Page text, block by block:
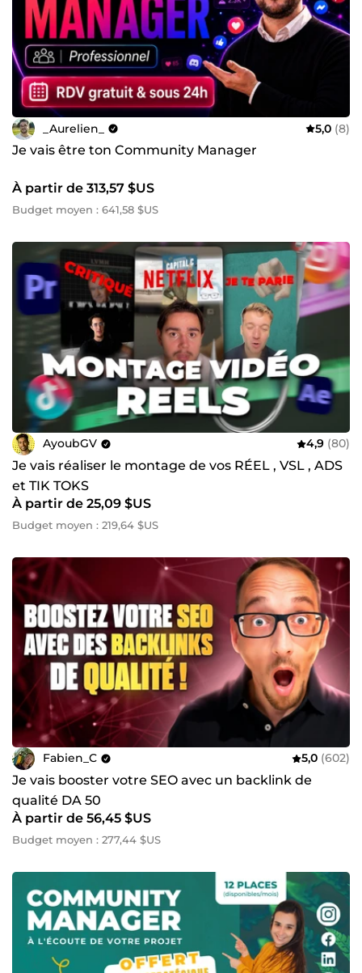
_Aurelien_ 5,0 (8)
Je vais être ton Community Manager
À partir de 313,57 $US
Budget moyen : 641,58 $US
AyoubGV 4,9 (80)
Je vais réaliser le montage de vos RÉEL , VSL , ADS
et TIK TOKS
À partir de 25,09 $US
Budget moyen : 219,64 $US
Fabien_C 5,0 (602)
Je vais booster votre SEO avec un backlink de
qualité DA 50
À partir de 56,45 $US
Budget moyen : 277,44 $US